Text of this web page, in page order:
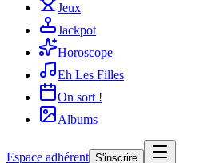
Jeux
Jackpot
Horoscope
Eh Les Filles
On sort !
Albums
Espace adhérent S'inscrire